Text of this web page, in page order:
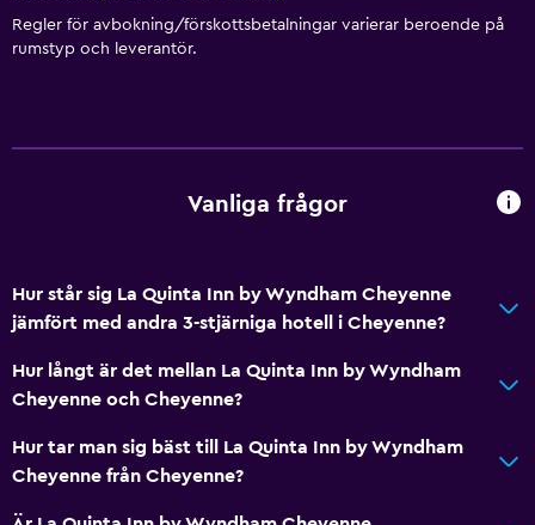
Regler för avbokning/förskottsbetalningar varierar beroende på
rumstyp och leverantör.
Vanliga frågor
Hur står sig La Quinta Inn by Wyndham Cheyenne
jämfört med andra 3-stjärniga hotell i Cheyenne?
Hur långt är det mellan La Quinta Inn by Wyndham
Cheyenne och Cheyenne?
Hur tar man sig bäst till La Quinta Inn by Wyndham
Cheyenne från Cheyenne?